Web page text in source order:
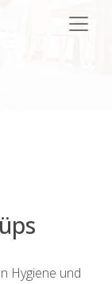
Hygiene und